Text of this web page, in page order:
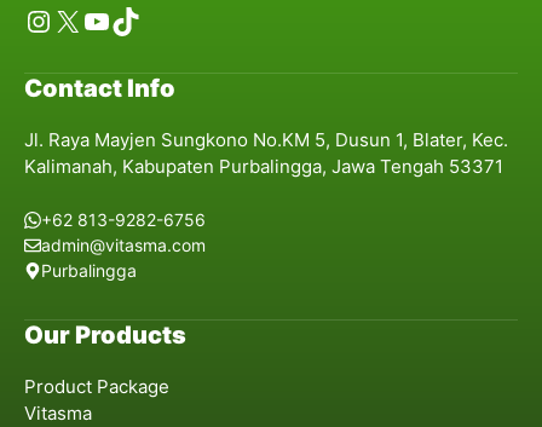
Instagram
X YouTube
TikTok
Contact Info
Jl. Raya Mayjen Sungkono No.KM 5, Dusun 1, Blater, Kec.
Kalimanah, Kabupaten Purbalingga, Jawa Tengah 53371
+62 813-9282-6756
admin@vitasma.com
Purbalingga
Our Products
Product Package
Vitasma